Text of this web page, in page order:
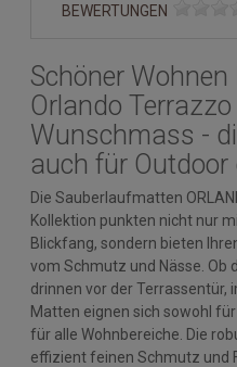
BEWERTUNGEN
Schöner
Orlando Terrazzo
Wunschmass -
auch für Outdoor
Die Sauberlaufmatten
Kollektion punkten nicht nur
Blickfang, sondern bieten
vom Schmutz und Nässe. Ob
drinnen vor der Terrassentür,
Matten eignen sich sowohl
für alle Wohnbereiche. Die
effizient feinen Schmutz und